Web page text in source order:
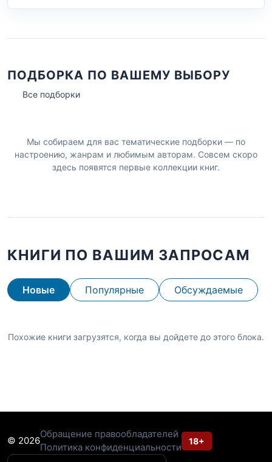
ПОДБОРКА ПО ВАШЕМУ ВЫБОРУ
Все подборки
Мы собираем для вас тематические подборки — по
настроению, жанрам и любимым авторам. Совсем скоро
здесь появятся первые коллекции книг.
КНИГИ ПО ВАШИМ ЗАПРОСАМ
Новые Популярные Обсуждаемые
Похожие книги загрузятся, когда вы дойдете до этого блока.
© 2026
Обращение правообладателей
Политика конфиденциальности
18+